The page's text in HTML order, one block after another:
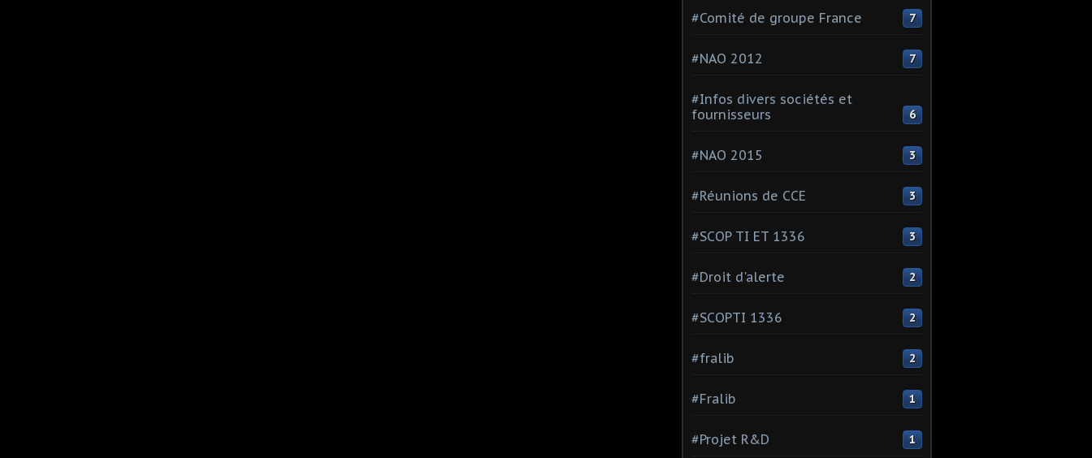
#Comité de groupe France 7
#NAO 2012 7
#Infos divers sociétés et
fournisseurs
6
#NAO 2015 3
#Réunions de CCE 3
#SCOP TI ET 1336 3
#Droit d'alerte 2
#SCOPTI 1336 2
#fralib 2
#Fralib 1
#Projet R&D 1